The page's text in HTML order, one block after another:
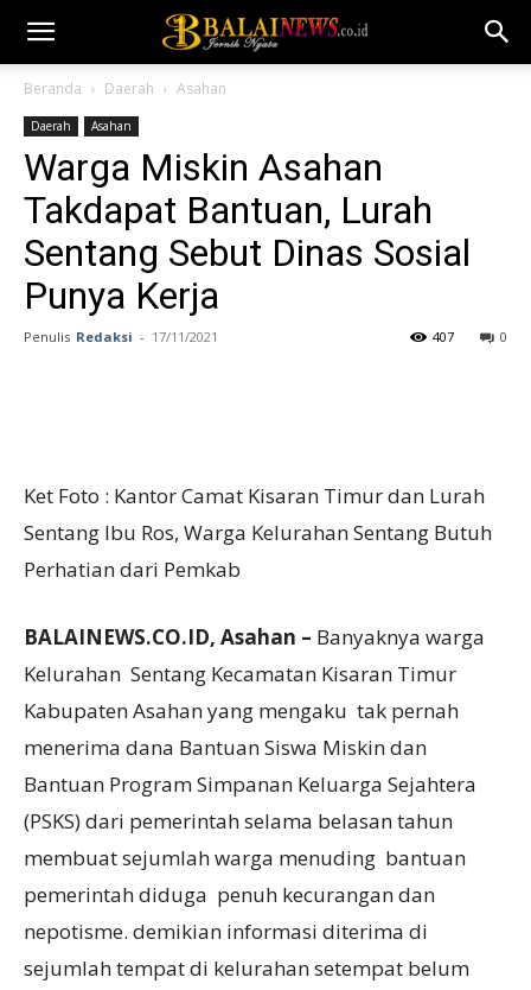
Beranda Daerah Asahan
Daerah Asahan
Warga Miskin Asahan
Takdapat Bantuan, Lurah
Sentang Sebut Dinas Sosial
Punya Kerja
Penulis Redaksi - 17/11/2021 0
407
Ket Foto : Kantor Camat Kisaran Timur dan Lurah
Sentang Ibu Ros, Warga Kelurahan Sentang Butuh
Perhatian dari Pemkab
BALAINEWS.CO.ID, Asahan – Banyaknya warga
Kelurahan Sentang Kecamatan Kisaran Timur
Kabupaten Asahan yang mengaku tak pernah
menerima dana Bantuan Siswa Miskin dan
Bantuan Program Simpanan Keluarga Sejahtera
(PSKS) dari pemerintah selama belasan tahun
membuat sejumlah warga menuding bantuan
pemerintah diduga penuh kecurangan dan
nepotisme. demikian informasi diterima di
sejumlah tempat di kelurahan setempat belum